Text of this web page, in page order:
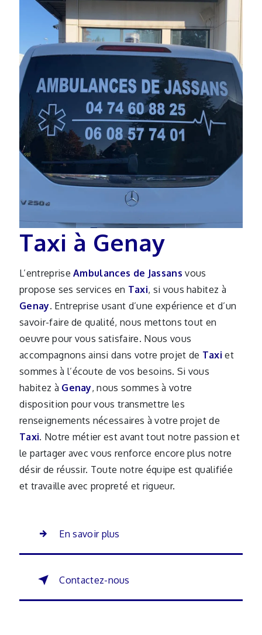
Taxi à Genay
L’entrepriseAmbulances de Jassans vous
propose ses services en Taxi, si vous habitez à
Genay. Entreprise usant d’une expérience et d’un
savoir-faire de qualité, nous mettons tout en
oeuvre pour vous satisfaire. Nous vous
accompagnons ainsi dans votre projet de Taxi et
sommes à l’écoute de vos besoins. Si vous
habitez à Genay, nous sommes à votre
disposition pour vous transmettre les
renseignements nécessaires à votre projet de
Taxi. Notre métier est avant tout notre passion et
le partager avec vous renforce encore plus notre
désir de réussir. Toute notre équipe est qualifiée
et travaille avec propreté et rigueur.
En savoir plus
Contactez-nous